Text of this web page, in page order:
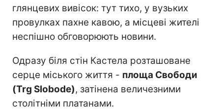
глянцевих вивісок: тут тихо, у вузьких
провулках пахне кавою, а місцеві жителі
неспішно обговорюють новини.
Одразу біля стін Кастела розташоване
серце міського життя - площа Свободи
(Trg Slobode), затінена величезними
столітніми платанами.